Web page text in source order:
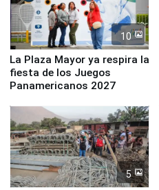
10
La Plaza Mayor ya respira la
fiesta de los Juegos
Panamericanos 2027
5